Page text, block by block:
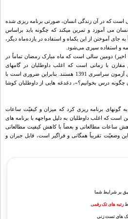
است که در آن زندگی انسان، صورتی برنامه‏ ریزی شده
انسان می‏ آموزد و تمرین می‏کند که چگونه باید براساس
به جای آموختن از این یک‏ماه و استفاده در یازدهماه دیگر،
و استفاده سپری میشود.
(در بین سال‏های اخیر) دومین سالی است که ماه مبارک رمضان تماماً در
مقارن با زمانی است که اغلب داوطلبان در گام‏های
نخستین در مسیر آماده‏ سازی خود برای آزمون سراسری 1391 هستند. بنابراین ضروری است با
درس بخوانیم؟»، دغدغه‏ هایی از داوطلبان کوشا
به گونه‏ای برنامه‏ ریزی کرد که میزان و کیفیّت ساعات
است که اغلب داوطلبان به دلیل مواجهه با برنامه‏ های
ساعات مطالعاتی و بعضاً با کاهش کیفیت مطالعاتی
وضعیّت تقریباً همگانی و فراگیر است، قابل جبران و
بر شرایط شما
رتبه‌ های تک رقمی
های تست زنی